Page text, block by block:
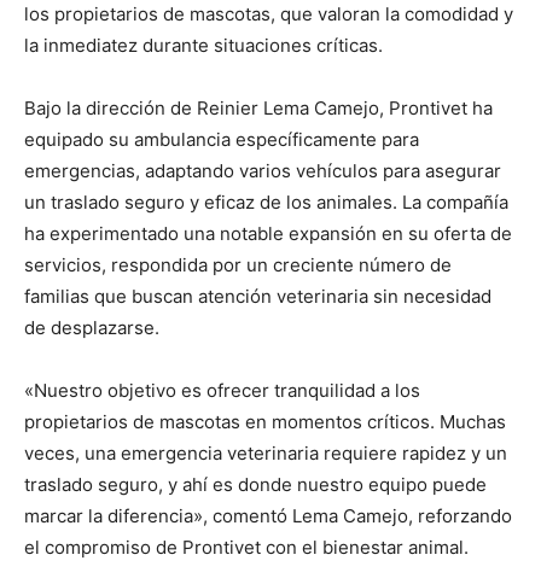
los propietarios de mascotas, que valoran la comodidad y
la inmediatez durante situaciones críticas.
Bajo la dirección de Reinier Lema Camejo, Prontivet ha
equipado su ambulancia específicamente para
emergencias, adaptando varios vehículos para asegurar
un traslado seguro y eficaz de los animales. La compañía
ha experimentado una notable expansión en su oferta de
servicios, respondida por un creciente número de
familias que buscan atención veterinaria sin necesidad
de desplazarse.
«Nuestro objetivo es ofrecer tranquilidad a los
propietarios de mascotas en momentos críticos. Muchas
veces, una emergencia veterinaria requiere rapidez y un
traslado seguro, y ahí es donde nuestro equipo puede
marcar la diferencia», comentó Lema Camejo, reforzando
el compromiso de Prontivet con el bienestar animal.